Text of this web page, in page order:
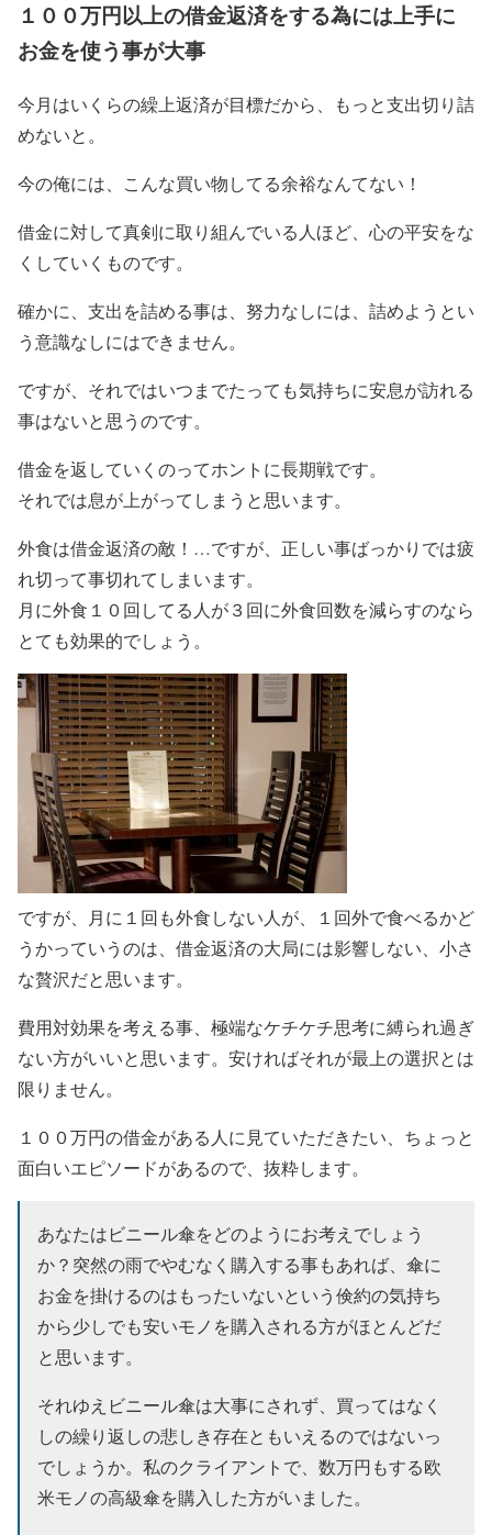
１００万円以上の借金返済をする為には上手に
お金を使う事が大事
今月はいくらの繰上返済が目標だから、もっと支出切り詰
めないと。
今の俺には、こんな買い物してる余裕なんてない！
借金に対して真剣に取り組んでいる人ほど、心の平安をな
くしていくものです。
確かに、支出を詰める事は、努力なしには、詰めようとい
う意識なしにはできません。
ですが、それではいつまでたっても気持ちに安息が訪れる
事はないと思うのです。
借金を返していくのってホントに長期戦です。
それでは息が上がってしまうと思います。
外食は借金返済の敵！…ですが、正しい事ばっかりでは疲
れ切って事切れてしまいます。
月に外食１０回してる人が３回に外食回数を減らすのなら
とても効果的でしょう。
ですが、月に１回も外食しない人が、１回外で食べるかど
うかっていうのは、借金返済の大局には影響しない、小さ
な贅沢だと思います。
費用対効果を考える事、極端なケチケチ思考に縛られ過ぎ
ない方がいいと思います。安ければそれが最上の選択とは
限りません。
１００万円の借金がある人に見ていただきたい、ちょっと
面白いエピソードがあるので、抜粋します。
あなたはビニール傘をどのようにお考えでしょう
か？突然の雨でやむなく購入する事もあれば、傘に
お金を掛けるのはもったいないという倹約の気持ち
から少しでも安いモノを購入される方がほとんどだ
と思います。
それゆえビニール傘は大事にされず、買ってはなく
しの繰り返しの悲しき存在ともいえるのではないっ
でしょうか。私のクライアントで、数万円もする欧
米モノの高級傘を購入した方がいました。